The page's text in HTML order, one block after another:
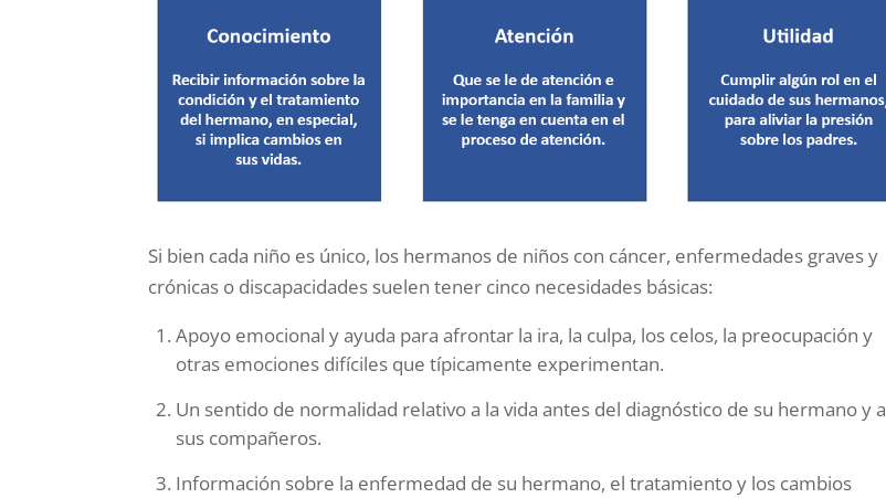
Si bien cada niño es único, los hermanos de niños con cáncer, enfermedades graves y
crónicas o discapacidades suelen tener cinco necesidades básicas:
Apoyo emocional y ayuda para afrontar la ira, la culpa, los celos, la preocupación y
otras emociones difíciles que típicamente experimentan.
Un sentido de normalidad relativo a la vida antes del diagnóstico de su hermano y a
sus compañeros.
Información sobre la enfermedad de su hermano, el tratamiento y los cambios